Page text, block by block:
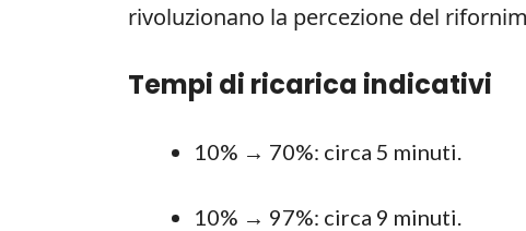
rivoluzionano la percezione del
Tempi di ricarica indicativi
10% → 70%: circa 5 minuti.
10% → 97%: circa 9 minuti.